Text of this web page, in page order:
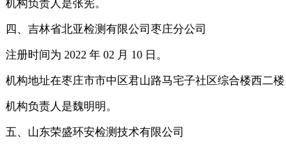
机构负责人是张宪。
四、吉林省北亚检测有限公司枣庄分公司
注册时间为 2022 年 02 月 10 日。
机构地址在枣庄市市中区君山路马宅子社区综合楼西二楼
机构负责人是魏明明。
五、山东荣盛环安检测技术有限公司